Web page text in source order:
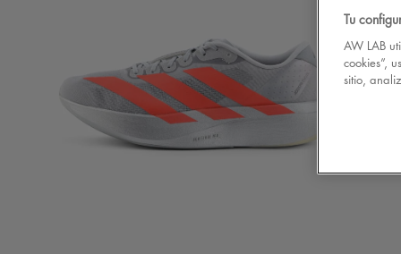
Tu
AW LAB
cookies”,
sitio,